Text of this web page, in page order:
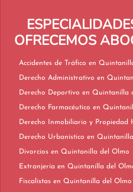
OFRECEMOS
Accidentes de Tráfico en
Derecho
Derecho Deportivo en
Derecho Farmacéutico
Derecho Urbanístico en
Divorcios en Quintanilla del Olmo
Extranjería en Quintanilla del
Fiscalistas en Quintanilla del Olmo